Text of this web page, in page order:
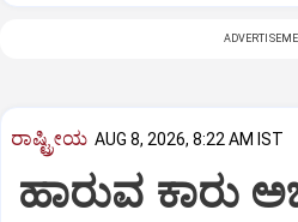
ರಾಷ್ಟ್ರೀಯ AUG 8, 2026, 8:22 AM IST
ಹಾರುವ ಕಾರು